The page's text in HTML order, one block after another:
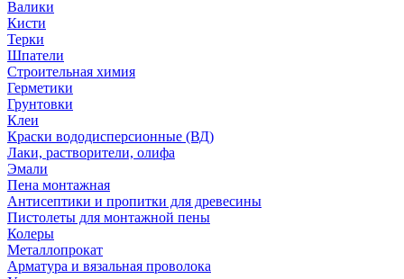
Валики
Кисти
Терки
Шпатели
Строительная химия
Герметики
Грунтовки
Клеи
Краски вододисперсионные (ВД)
Лаки, растворители, олифа
Эмали
Пена монтажная
Антисептики и пропитки для древесины
Пистолеты для монтажной пены
Колеры
Металлопрокат
Арматура и вязальная проволока